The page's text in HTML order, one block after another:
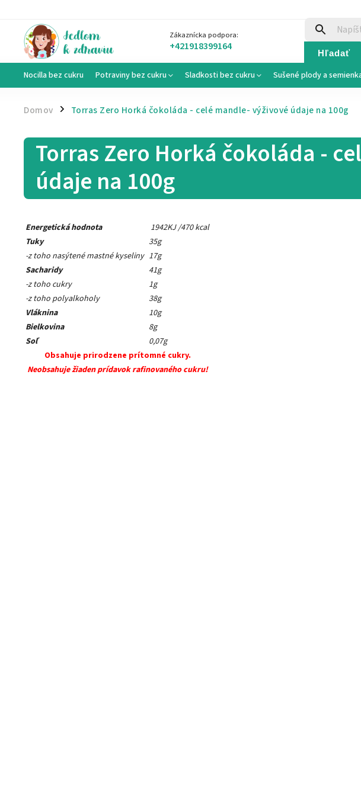
Zákaznícka podpora:
+421918399164 Hľadať
Nocilla bez cukru Potraviny bez cukru Sladkosti bez cukru Sušené plody a
Domov / Torras Zero Horká čokoláda - celé mandle- výživové údaje na 100g
Torras Zero Horká čokoláda -
údaje na 100g
Energetická hodnota
1942KJ /470 kcal
Tuky
35g
-z toho nasýtené mastné kyseliny 17g
Sacharidy
41g
-z toho cukry
1g
-z toho polyalkoholy
38g
Vláknina
10g
Bielkovina
8g
Soľ
0,07g
Obsahuje prirodzene prítomné cukry.
Neobsahuje žiaden prídavok rafinovaného cukru!